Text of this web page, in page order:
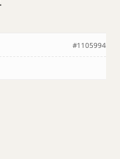
#1105994